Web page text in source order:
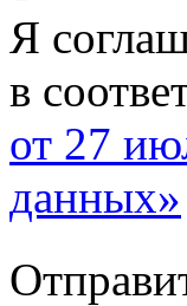
Я
в
от 27
данных»